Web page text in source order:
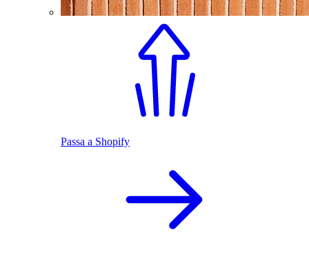
Passa a Shopify